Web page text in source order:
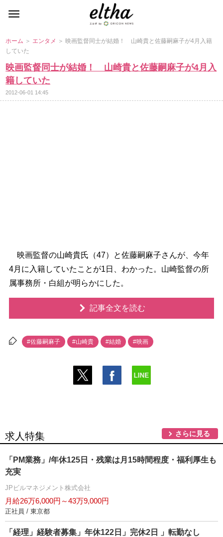
ホーム ＞ エンタメ ＞ 映画監督同士が結婚！ 山崎貴と佐藤嗣麻子が4月入籍
していた
映画監督同士が結婚！ 山崎貴と佐藤嗣麻子が4月入
籍していた
2012-06-01 14:45
映画監督の山崎貴氏（47）と佐藤嗣麻子さんが、今年
4月に入籍していたことが1日、わかった。山崎監督の所
属事務所・白組が明らかにした。
記事全文を読む
#佐藤嗣麻子 #山崎貴 #結婚 #映画
求人特集 さらに見る
「PM業務」/年休125日・残業は月15時間程度・福利厚生も
充実
JPビルマネジメント株式会社
月給26万6,000円～43万9,000円
正社員 / 東京都
「経理」経験者募集」年休122日」完休2日 」転勤なし